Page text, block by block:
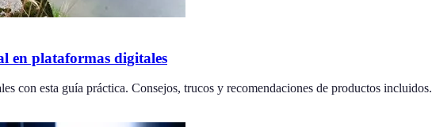
en plataformas digitales
con esta guía práctica. Consejos, trucos y recomendaciones de productos incluidos.